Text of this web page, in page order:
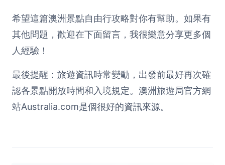
希望這篇澳洲景點自由行攻略對你有幫助。如果有
其他問題，歡迎在下面留言，我很樂意分享更多個
人經驗！
最後提醒：旅遊資訊時常變動，出發前最好再次確
認各景點開放時間和入境規定。澳洲旅遊局官方網
站Australia.com是個很好的資訊來源。